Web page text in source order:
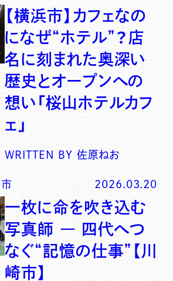
【横浜市】カフェなの
になぜ“ホテル”？店
名に刻まれた奥深い
歴史とオープンへの
想い「桜山ホテルカフ
ェ」
WRITTEN BY 佐原ねお
2026.03.20
一枚に命を吹き込む
写真師 ― 四代へつ
なぐ“記憶の仕事”【川
崎市】